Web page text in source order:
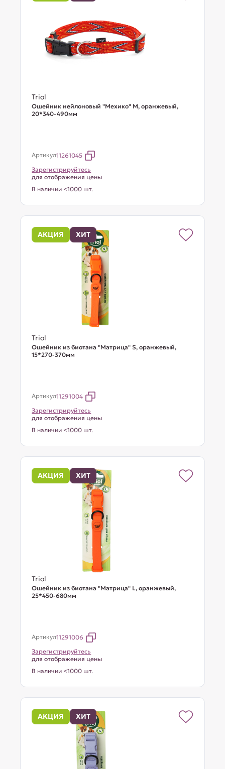
Triol
Ошейник нейлоновый "Мехико" M, оранжевый,
20*340-490мм
Артикул11261045
Зарегистрируйтесь
для отображения цены
В наличии <1000 шт.
АКЦИЯ ХИТ
Triol
Ошейник из биотана "Матрица" S, оранжевый,
15*270-370мм
Артикул11291004
Зарегистрируйтесь
для отображения цены
В наличии <1000 шт.
АКЦИЯ ХИТ
Triol
Ошейник из биотана "Матрица" L, оранжевый,
25*450-680мм
Артикул11291006
Зарегистрируйтесь
для отображения цены
В наличии <1000 шт.
АКЦИЯ ХИТ